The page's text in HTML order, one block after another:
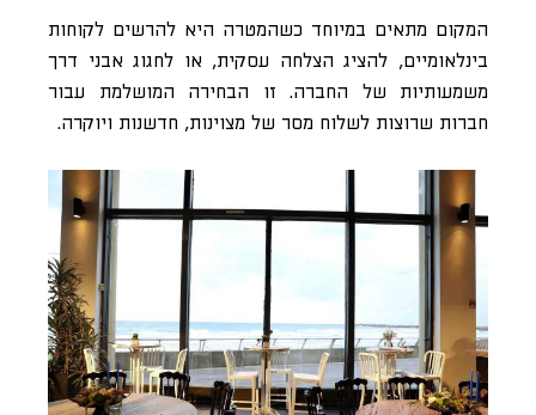
המקום מתאים במיוחד כשהמטרה היא להרשים לקוחות
בינלאומיים, להציג הצלחה עסקית, או לחגוג אבני דרך
משמעותיות של החברה. זו הבחירה המושלמת עבור
חברות שרוצות לשלוח מסר של מצוינות, חדשנות ויוקרה.